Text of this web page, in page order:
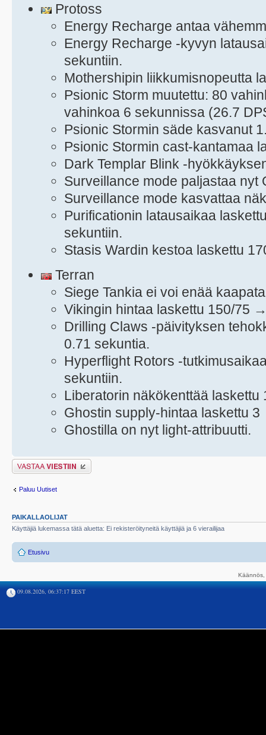
Protoss
Energy Recharge antaa
Energy Recharge -kyvyn
sekuntiin.
Mothershipin liikkumisnopeutta
Psionic Storm muutettu: 80
vahinkoa 6 sekunnissa (26.7
Psionic Stormin säde kasvanut
Psionic Stormin cast-kantamaa
Dark Templar Blink -
Surveillance mode paljastaa nyt
Surveillance mode kasvattaa
Purificationin latausaikaa
sekuntiin.
Stasis Wardin kestoa laskettu
Terran
Siege Tankia ei voi enää
Vikingin hintaa laskettu 150/75
Drilling Claws -päivityksen
0.71 sekuntia.
Hyperflight Rotors -
sekuntiin.
Liberatorin näkökenttää
Ghostin supply-hintaa laskettu
Ghostilla on nyt light-attribuutti.
Lähetä vastaus
Paluu Uutiset
PAIKALLAOLIJAT
Käyttäjiä lukemassa tätä aluetta: Ei rekisteröityneitä käyttäjiä ja 6 vierailijaa
Etusivu
09.08.2026, 06:37:17 EEST